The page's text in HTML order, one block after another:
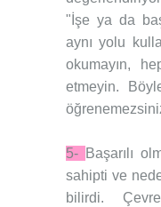
"İşe ya da
aynı yolu
okumayın,
etmeyin.
5-
Başarılı
sahipti ve
bilirdi.